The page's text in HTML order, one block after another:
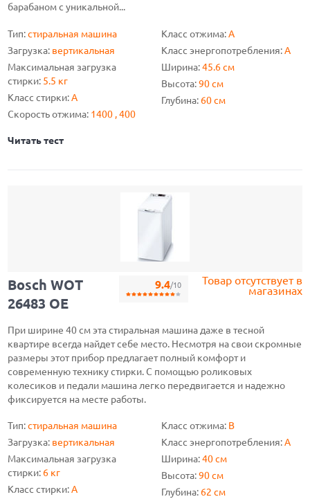
барабаном с уникальной...
Тип:стиральная машина
Загрузка: вертикальная
Максимальная загрузка
стирки: 5.5 кг
Класс стирки:A
Скорость отжима: 1400 , 400
Класс отжима:A
Класс энергопотребления:A
Ширина:45.6 см
Высота:90 см
Глубина: 60 см
Читать тест
Товар отсутствует в
магазинах
9.4/10
Bosch WOT
26483 OE
При ширине 40 см эта стиральная машина даже в тесной
квартире всегда найдет себе место. Несмотря на свои скромные
размеры этот прибор предлагает полный комфорт и
современную технику стирки. С помощью роликовых
колесиков и педали машина легко передвигается и надежно
фиксируется на месте работы.
Тип:стиральная машина
Загрузка: вертикальная
Максимальная загрузка
стирки: 6 кг
Класс стирки:A
Класс отжима: B
Класс энергопотребления:A
Ширина:40 см
Высота:90 см
Глубина: 62 см